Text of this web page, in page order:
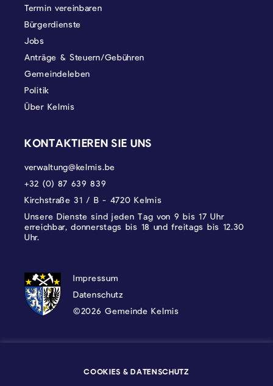
Termin vereinbaren
Bürgerdienste
Jobs
Anträge & Steuern/Gebühren
Gemeindeleben
Politik
Über Kelmis
KONTAKTIEREN SIE UNS
verwaltung@kelmis.be
+32 (0) 87 639 839
Kirchstraße 31 / B - 4720 Kelmis
Unsere Dienste sind jeden Tag von 9 bis 17 Uhr
erreichbar, donnerstags bis 18 und freitags bis 12.30
Uhr.
DATENSCHUTZ, IMPRESSUM UND
Impressum
Datenschutz
©2026 Gemeinde Kelmis
COOKIES & DATENSCHUTZ